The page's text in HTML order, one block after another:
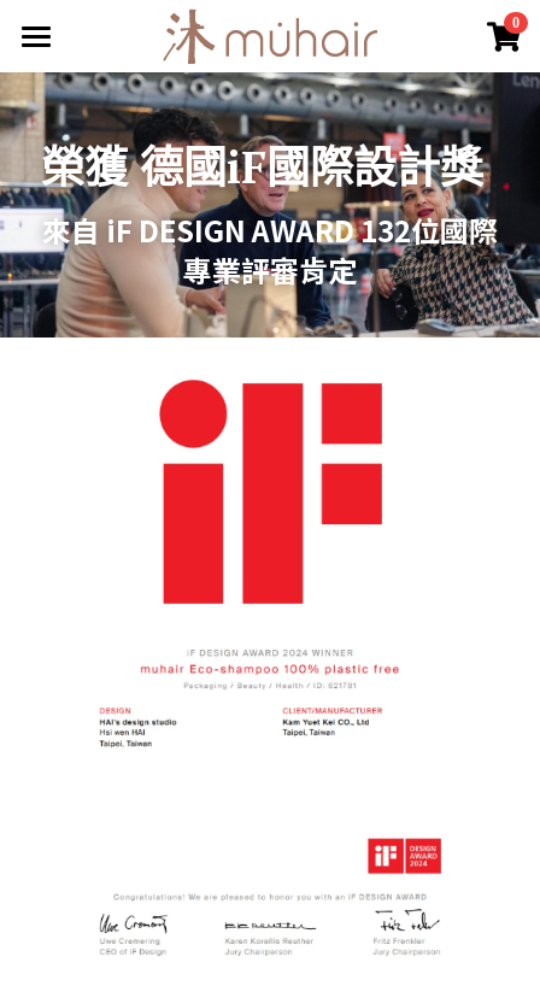
0
頭髮淨護
常見問答
關於我們
部落格
會員專區
榮獲 德國iF國際設計獎
來自 iF DESIGN AWARD 132位國際
專業評審肯定
×
商品分類
所有商品分類